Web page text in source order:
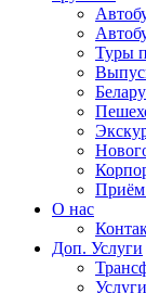
Туры
Приём
О нас
Доп. Услуги